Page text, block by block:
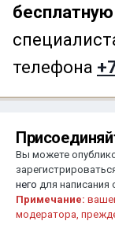
телефона
Вы можете
него для написания
Примечание:
модератора,